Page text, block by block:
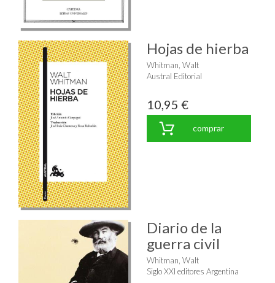
Hojas de hierba
Whitman, Walt
Austral Editorial
10,95 €
comprar
Diario de la
guerra civil
Whitman, Walt
Siglo XXI editores Argentina